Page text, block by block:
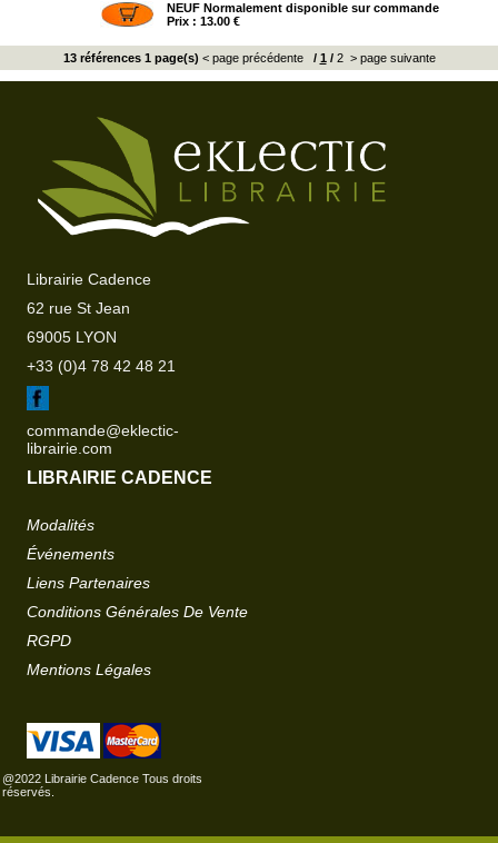
NEUF Normalement disponible sur commande
Prix : 13.00 €
13 références 1 page(s) < page précédente/ 1 /2 > page suivante
Librairie Cadence
62 rue St Jean
69005 LYON
+33 (0)4 78 42 48 21
commande@eklectic-
librairie.com
LIBRAIRIE CADENCE
Modalités
Événements
Liens Partenaires
Conditions Générales De Vente
RGPD
Mentions Légales
@2022 Librairie Cadence Tous droits
réservés.